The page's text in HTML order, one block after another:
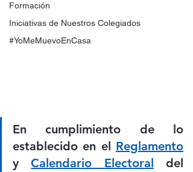
Formación
Iniciativas de Nuestros Colegiados
#YoMeMuevoEnCasa
En cumplimiento de lo
establecido en el Reglamento
y Calendario Electoral del